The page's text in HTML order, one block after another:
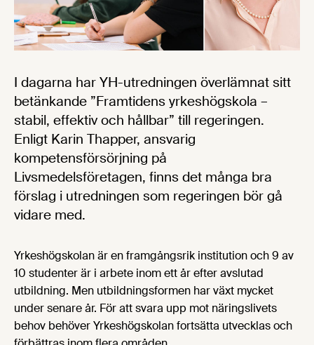
I dagarna har YH-utredningen överlämnat sitt
betänkande ”Framtidens yrkeshögskola –
stabil, effektiv och hållbar” till regeringen.
Enligt Karin Thapper, ansvarig
kompetensförsörjning på
Livsmedelsföretagen, finns det många bra
förslag i utredningen som regeringen bör gå
vidare med.
Yrkeshögskolan är en framgångsrik institution och 9 av
10 studenter är i arbete inom ett år efter avslutad
utbildning. Men utbildningsformen har växt mycket
under senare år. För att svara upp mot näringslivets
behov behöver Yrkeshögskolan fortsätta utvecklas och